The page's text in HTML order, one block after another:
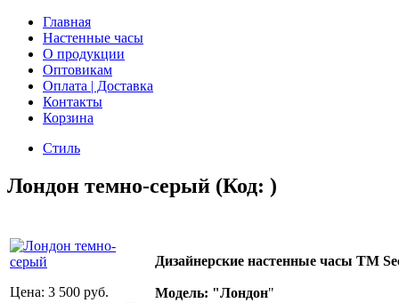
Главная
Настенные часы
О продукции
Оптовикам
Оплата | Доставка
Контакты
Корзина
Стиль
Лондон темно-серый (Код: )
Цена: 3 500 руб.
Дизайнерские настенные часы ТМ
Модель: "Лондон"